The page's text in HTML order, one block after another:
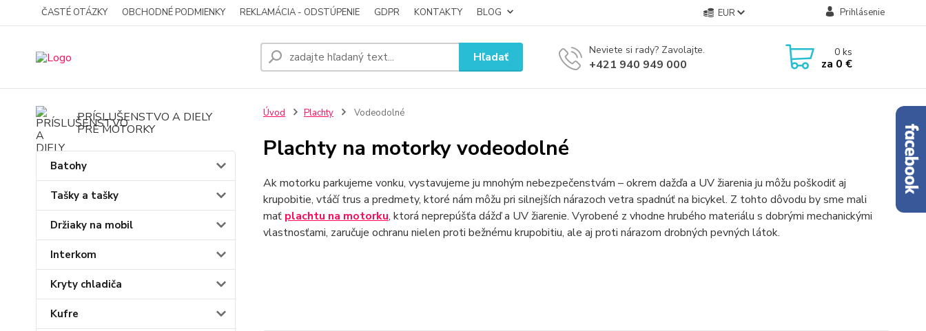
ČASTÉ OTÁZKY OBCHODNÉ PODMIENKY REKLAMÁCIA - ODSTÚPENIE GDPR KONTAKTY BLOG EUR Prihlásenie
Hľadať Neviete si rady? Zavolajte.
+421 940 949 000
0ks
za 0 €
PRÍSLUŠENSTVO A DIELY
PRE MOTORKY
Batohy
Tašky a tašky
Držiaky na mobil
Interkom
Kryty chladiča
Kufre
Úvod Plachty Vodeodolné
Plachty na motorky vodeodolné
Ak motorku parkujeme vonku, vystavujeme ju mnohým nebezpečenstvám – okrem dažďa a UV žiarenia ju môžu poškodiť aj
krupobitie, vtáčí trus a predmety, ktoré nám môžu pri silnejších nárazoch vetra spadnúť na bicykel. Z tohto dôvodu by sme mali
mať plachtu na motorku, ktorá neprepúšťa dážď a UV žiarenie. Vyrobené z vhodne hrubého materiálu s dobrými mechanickými
vlastnosťami, zaručuje ochranu nielen proti bežnému krupobitiu, ale aj proti nárazom drobných pevných látok.